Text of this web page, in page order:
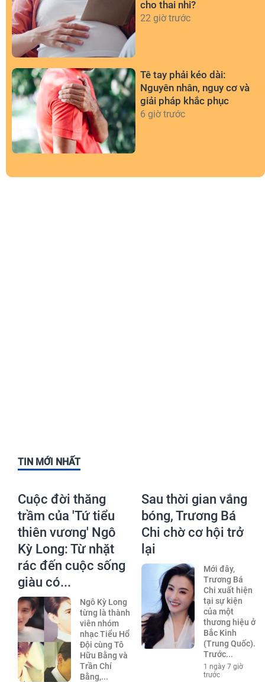
cho thai nhi?
22 giờ trước
Tê tay phải kéo dài:
Nguyên nhân, nguy cơ và
giải pháp khắc phục
6 giờ trước
TIN MỚI NHẤT
Cuộc đời thăng
trầm của 'Tứ tiểu
thiên vương' Ngô
Kỳ Long: Từ nhặt
rác đến cuộc sống
giàu có...
Ngô Kỳ Long
từng là thành
viên nhóm
nhạc Tiểu Hổ
Đội cùng Tô
Hữu Bằng và
Trần Chí
Bằng,...
Sau thời gian vắng
bóng, Trương Bá
Chi chờ cơ hội trở
lại
Mới đây,
Trương Bá
Chi xuất hiện
tại sự kiện
của một
thương hiệu ở
Bắc Kinh
(Trung Quốc).
Trước...
1 ngày 7 giờ
trước